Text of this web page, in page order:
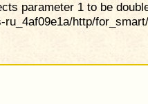
parameter 1 to be
http/